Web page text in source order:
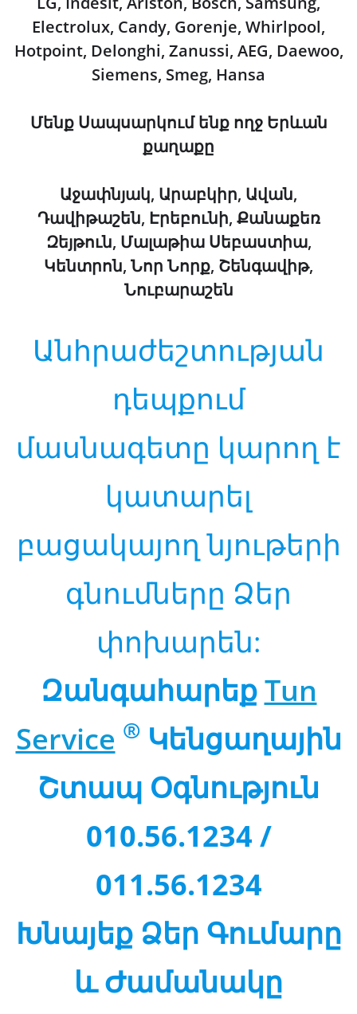
Electrolux, Candy, Gorenje, Whirlpool,
Hotpoint, Delonghi, Zanussi, AEG, Daewoo,
Siemens, Smeg, Hansa
Մենք Սապսարկում ենք ողջ Երևան
քաղաքը
Աջափնյակ, Արաբկիր, Ավան,
Դավիթաշեն, Էրեբունի, Քանաքեռ
Զեյթուն, Մալաթիա Սեբաստիա,
Կենտրոն, Նոր Նորք, Շենգավիթ,
Նուբարաշեն
Անհրաժեշտության
դեպքում
մասնագետը կարող է
կատարել
բացակայող նյութերի
գնումները Ձեր
փոխարեն:
ԶանգահարեքTun
Service ®Կենցաղային
Շտապ Օգնություն
010.56.1234 /
011.56.1234
Խնայեք Ձեր Գումարը
և Ժամանակը